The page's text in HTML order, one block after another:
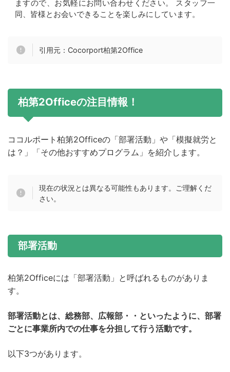
ますので、お気軽にお問い合わせください。 スタッフ一
同、皆様とお会いできることを楽しみにしています。
引用元：Cocorport柏第2Office
柏第2Officeの注目情報！
ココルポート柏第2Officeの「部署活動」や「模擬就労と
は？」「その他おすすめプログラム」を紹介します。
現在の状況とは異なる可能性もあります。ご理解くだ
さい。
部署活動
柏第2Officeには「部署活動」と呼ばれるものがありま
す。
部署活動とは、総務部、広報部・・といったように、部署
ごとに事業所内での仕事を分担して行う活動です。
以下3つがあります。